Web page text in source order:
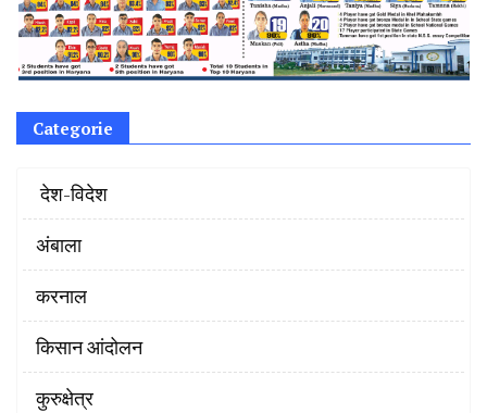
Categorie
‌ देश-विदेश
अंबाला
करनाल
किसान आंदोलन
कुरुक्षेत्र